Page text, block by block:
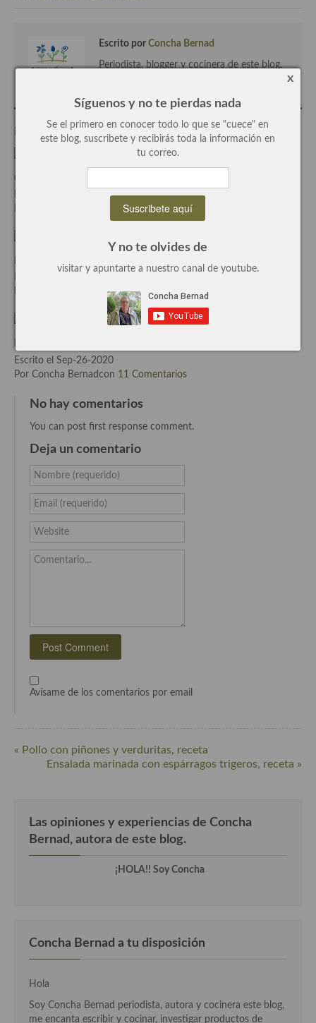
Huevos
Plato principal
Pescado y Marisco
Quesos, recetas
Salazones y encurtidos
Recetas de Cuaresma
Recetas de fiesta, Navidad y días señalados
Cocinas del mundo
Cocina Americana
Cocina Argentina
Cocina Brasileña
Cocina Venezolana
Cocina de Estados Unidos
Cocina de Nicaragua
Cocina Mexicana
Cocina libanesa
Cocina Armenia
Cocina Siria
Escrito por Concha Bernad
Periodista, blogger y cocinera de este blog.
Entradas Relacionadas
Cocinar con el lavavajillas, una experiencia sin éxito.
Escrito el Sep-10-2014
6 Comentarios
Por Concha Bernadcon0 Comentarios
Escrito el Sep-26-2020
Por Concha Bernadcon 11 Comentarios
No hay comentarios
You can post first response comment.
Deja un comentario
Nombre (requerido)
Email (requerido)
Website
Comentario...
Avísame de los comentarios por email
« Pollo con piñones y verduritas, receta
Ensalada marinada con espárragos trigeros, receta »
Las opiniones y experiencias de Concha
Bernad, autora de este blog.
¡HOLA!! Soy Concha
Concha Bernad a tu disposición
Hola
Soy Concha Bernad periodista, autora y cocinera este blog,
me encanta escribir y cocinar, investigar productos de
x
Síguenos y no te pierdas nada
Se el primero en conocer todo lo que se "cuece" en
este blog, suscribete y recibirás toda la información en
tu correo.
Y no te olvides de
visitar y apuntarte a nuestro canal de youtube.